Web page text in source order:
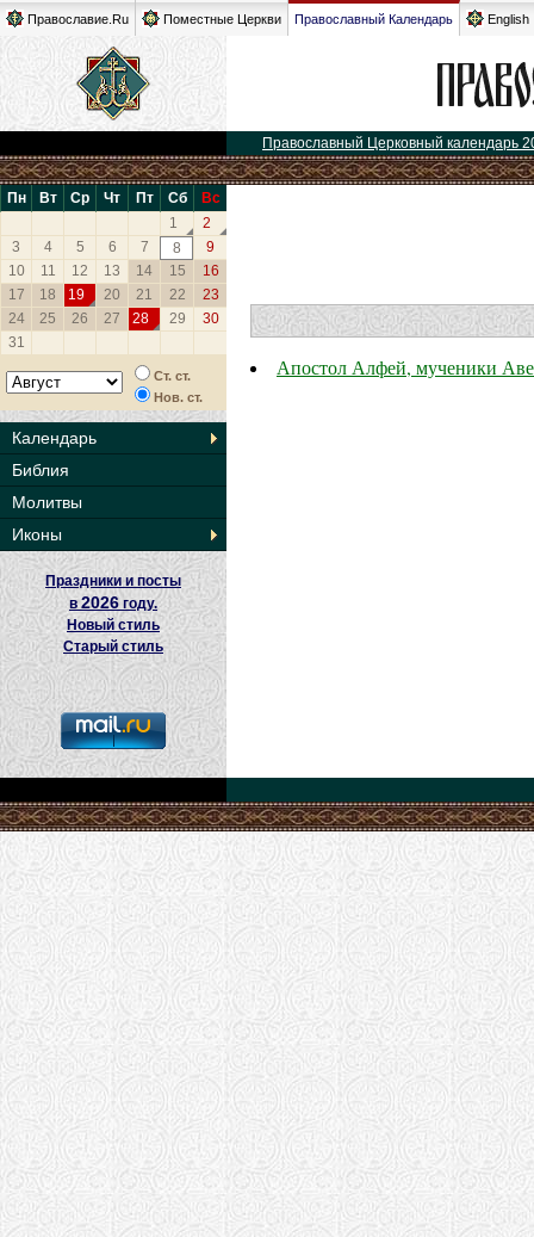
Православие.Ru Поместные Церкви Православный Календарь English
Православный Церковный календарь
Пн Вт Ср Чт Пт Сб
Вс
1
2
3
4 5 6 7 8
9
10
11 12 13 14 15
16
17
18 19 20 21 22
23
24
25 26 27 28 29
30
31
Ст. ст.
Нов. ст.
Календарь
Библия
Молитвы
Иконы
Праздники и посты
в2026 году.
Новый стиль
Старый стиль
Апостол Алфей, мученики